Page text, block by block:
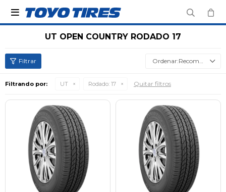

UT OPEN COUNTRY RODADO 17
Recomendados
Filtrando por: UT Rodado: 17 Quitar filtros